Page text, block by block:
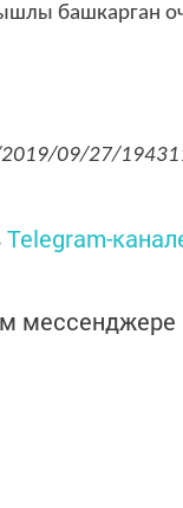
башкарган
09/27/
Telegram-